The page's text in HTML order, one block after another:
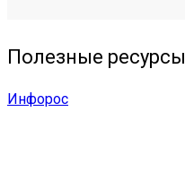
Полезные ресурсы
Инфорос